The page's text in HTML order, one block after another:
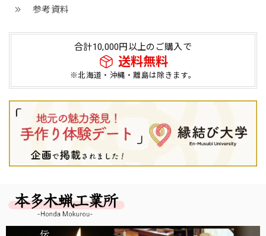
参考資料
合計10,000円以上のご購入で
送料無料
※北海道・沖縄・離島は除きます。